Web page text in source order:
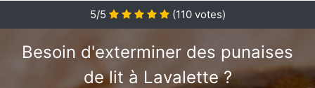
5/5 (110votes)
Besoin d'exterminer des punaises
de lit à Lavalette ?